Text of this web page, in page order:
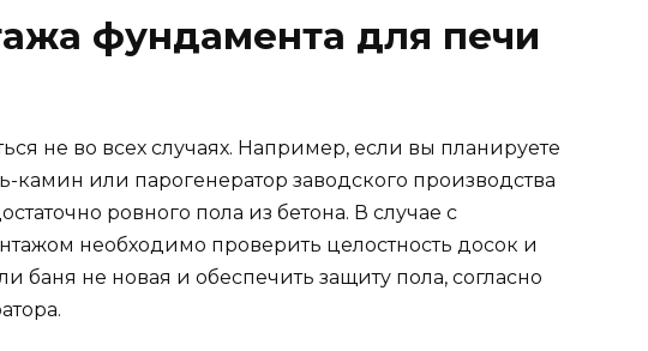
фундамента для печи
не во всех случаях. Например, если вы планируете
камин или парогенератор заводского производства
ровного пола из бетона. В случае с
необходимо проверить целостность досок и
баня не новая и обеспечить защиту пола, согласно